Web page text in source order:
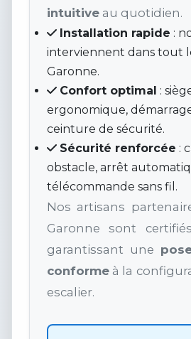
intuitive au quotidien.
Installation rapide :
interviennent dans tout
Garonne.
Confort optimal :
ergonomique,
ceinture de sécurité.
Sécurité renforcée :
obstacle, arrêt
télécommande sans fil.
Nos artisans
Garonne sont
garantissant une
conforme à la
escalier.